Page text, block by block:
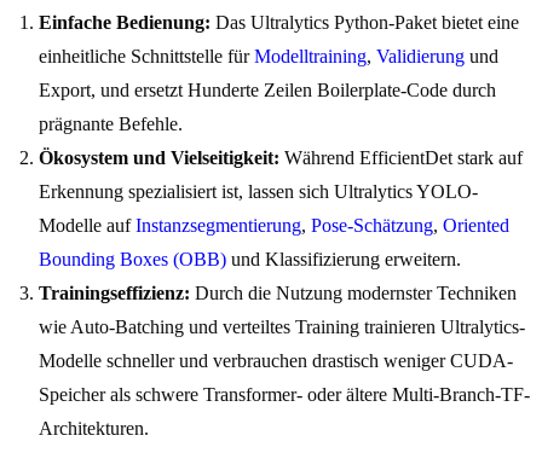
Einfache Bedienung: Das Ultralytics Python-Paket bietet eine
einheitliche Schnittstelle fürModelltraining, Validierung und
Export, und ersetzt Hunderte Zeilen Boilerplate-Code durch
prägnante Befehle.
Ökosystem und Vielseitigkeit: Während EfficientDet stark auf
Erkennung spezialisiert ist, lassen sich Ultralytics YOLO-
Modelle aufInstanzsegmentierung, Pose-Schätzung, Oriented
Bounding Boxes (OBB) und Klassifizierung erweitern.
Trainingseffizienz: Durch die Nutzung modernster Techniken
wie Auto-Batching und verteiltes Training trainieren Ultralytics-
Modelle schneller und verbrauchen drastisch weniger CUDA-
Speicher als schwere Transformer- oder ältere Multi-Branch-TF-
Architekturen.